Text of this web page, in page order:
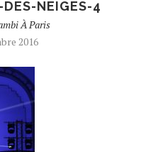
NEIGES-4
À Paris
2016